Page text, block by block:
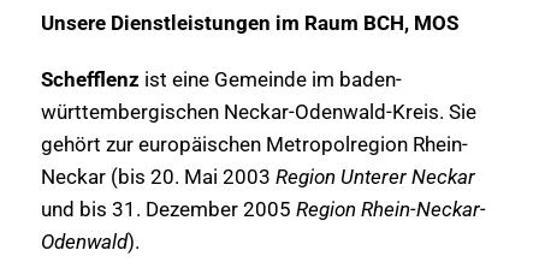
Unsere Dienstleistungen im Raum BCH, MOS
Schefflenz ist eine Gemeinde im baden-
württembergischen Neckar-Odenwald-Kreis. Sie
gehört zur europäischen Metropolregion Rhein-
Neckar (bis 20. Mai 2003 Region Unterer Neckar
und bis 31. Dezember 2005 Region Rhein-Neckar-
Odenwald).